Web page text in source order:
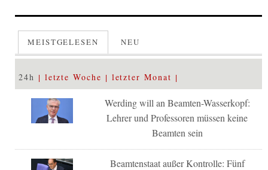
MEISTGELESEN NEU
24h letzte Woche letzter Monat
Werding will an Beamten-Wasserkopf:
Lehrer und Professoren müssen keine
Beamten sein
Beamtenstaat außer Kontrolle: Fünf